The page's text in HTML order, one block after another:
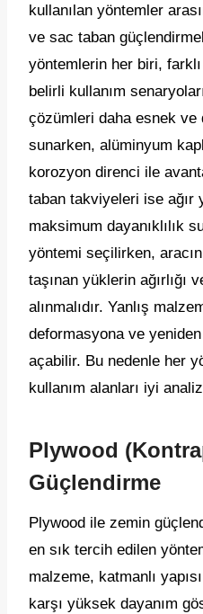
kullanılan yöntemler
ve sac taban
yöntemlerin her biri,
belirli kullanım
çözümleri daha esnek
sunarken, alüminyum
korozyon direnci ile
taban takviyeleri ise ağır
maksimum dayanıklılık
yöntemi seçilirken, aracın
taşınan yüklerin ağırlığı
alınmalıdır. Yanlış
deformasyona ve
açabilir. Bu nedenle her
kullanım alanları iyi
Plywood
Güçlendirme
Plywood ile zemin
en sık tercih edilen
malzeme, katmanlı
karşı yüksek dayanım